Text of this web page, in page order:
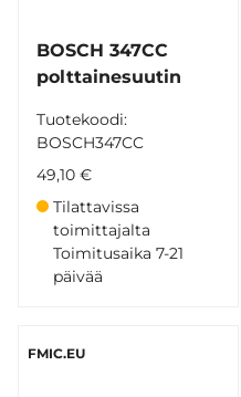
BOSCH 347CC
polttainesuutin
Tuotekoodi:
BOSCH347CC
49,10 €
Tilattavissa
toimittajalta
Toimitusaika 7-21
päivää
FMIC.EU